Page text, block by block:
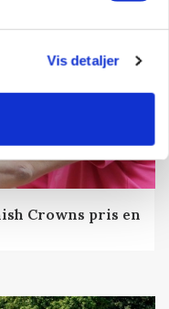
Vis detaljer
Crowns pris en